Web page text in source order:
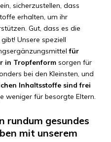
sicherzustellen, dass
erhalten, um ihr
Gut, dass es die
Unsere speziell
für
in Tropfenform sorgen für
bei den Kleinsten, und
Inhaltsstoffe sind frei
weniger für besorgte Eltern.
rundum gesundes
mit unserem